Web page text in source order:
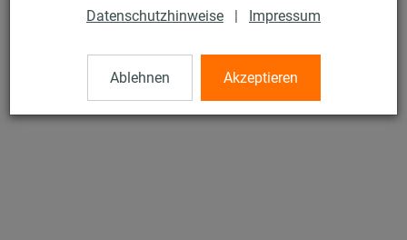
Datenschutzhinweise | Impressum
Ablehnen Akzeptieren
MPC-Bundbohrer und
Setzwerkzeug